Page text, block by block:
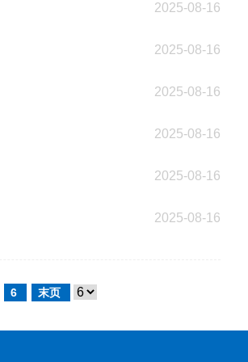
2025-08-16
2025-08-16
2025-08-16
2025-08-16
2025-08-16
2025-08-16
6 末页